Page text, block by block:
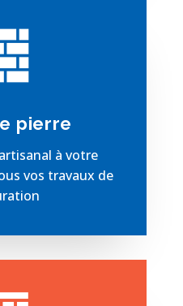
pierre
à votre
vos travaux de